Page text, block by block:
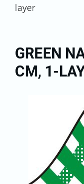
layer
GREEN
CM, 1-